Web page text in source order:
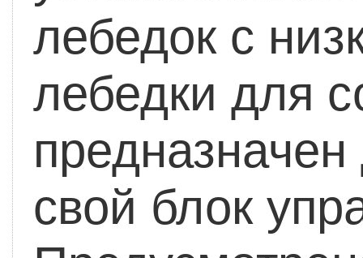
лебедок с
лебедки для
предназначен
свой блок